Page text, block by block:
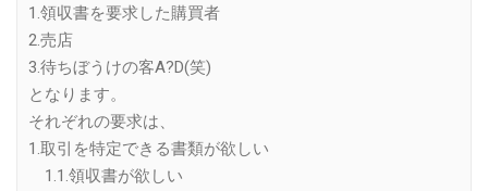
1.領収書を要求した購買者
2.売店
3.待ちぼうけの客A?D(笑)
となります。
それぞれの要求は、
1.取引を特定できる書類が欲しい
1.1.領収書が欲しい